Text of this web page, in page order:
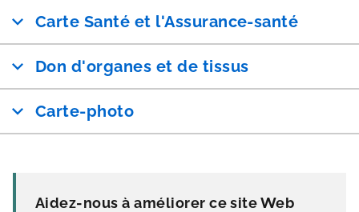
Carte Santé et l'Assurance-santé
Don d'organes et de tissus
Carte-photo
Aidez-nous à améliorer ce site Web